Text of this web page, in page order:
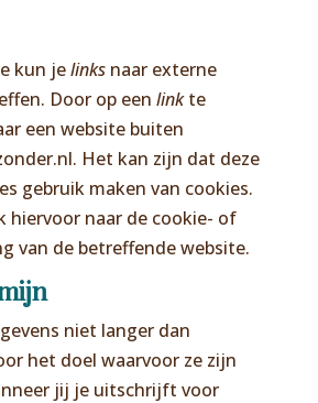
kun jelinksnaar externe
Door op een linkte
een website buiten
Het kan zijn dat deze
gebruik maken van cookies.
hiervoor naar de cookie- of
van de betreffende website.
niet langer dan
het doel waarvoor ze zijn
jij je uitschrijft voor